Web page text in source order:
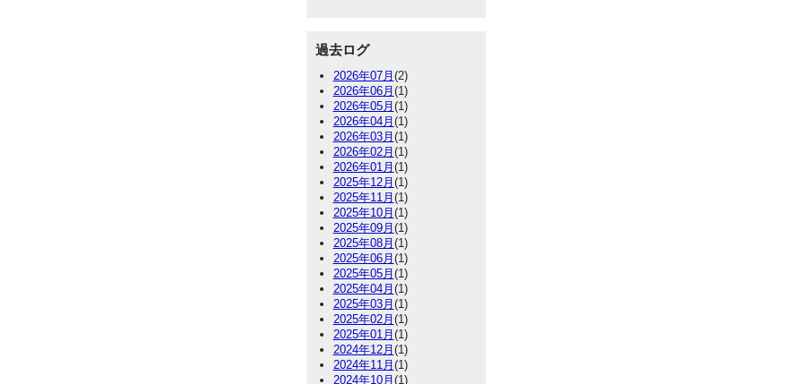
過去ログ
2026年07月 (2)
2026年06月 (1)
2026年05月 (1)
2026年04月 (1)
2026年03月 (1)
2026年02月 (1)
2026年01月 (1)
2025年12月 (1)
2025年11月 (1)
2025年10月 (1)
2025年09月 (1)
2025年08月 (1)
2025年06月 (1)
2025年05月 (1)
2025年04月 (1)
2025年03月 (1)
2025年02月 (1)
2025年01月 (1)
2024年12月 (1)
2024年11月 (1)
2024年10月 (1)